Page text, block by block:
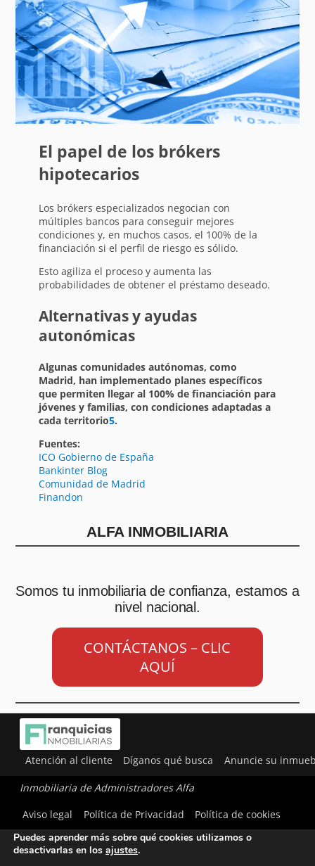
El papel de los brókers
hipotecarios
Los brókers especializados negocian con
múltiples bancos para conseguir mejores
condiciones y, en muchos casos, el 100% de la
financiación si el perfil de riesgo es sólido.
Esto agiliza el proceso y aumenta las
probabilidades de obtener el préstamo deseado.
Alternativas y ayudas
autonómicas
Algunas comunidades autónomas, como
Madrid, han implementado planes específicos
que permiten llegar al 100% de financiación para
jóvenes y familias, con condiciones adaptadas a
cada territorio5.
Fuentes:
ICO Gobierno de España
Bankinter Blog
Comunidad de Madrid
Finandon
ALFA INMOBILIARIA
Somos tu inmobiliaria de confianza, estamos a
nivel nacional.
CONTÁCTANOS – CLIC
AQUÍ
Atención al cliente Díganos qué busca Anuncie su
Inmobiliaria de Administradores Alfa
Aviso legal
Política de Privacidad Política de cookies
Utilizamos cookies para ofrecerte la mejor experiencia en
nuestra web.
Puedes aprender más sobre qué cookies utilizamos o
desactivarlas en los ajustes.